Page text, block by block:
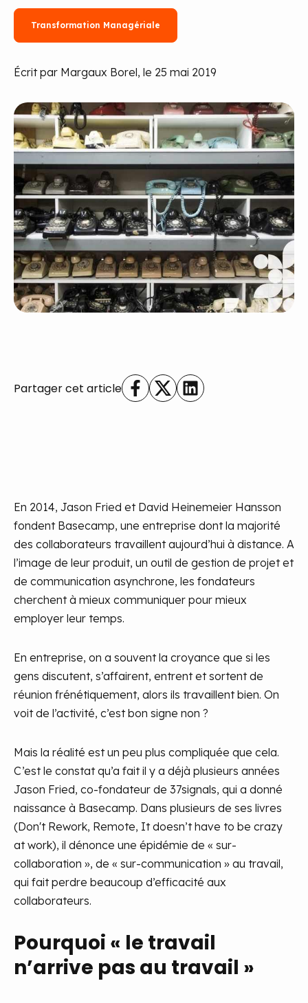
Transformation Managériale
Écrit par Margaux Borel, le 25 mai 2019
Partager cet article
En 2014, Jason Fried et David Heinemeier Hansson
fondent Basecamp, une entreprise dont la majorité
des collaborateurs travaillent aujourd’hui à distance. A
l’image de leur produit, un outil de gestion de projet et
de communication asynchrone, les fondateurs
cherchent à mieux communiquer pour mieux
employer leur temps.
En entreprise, on a souvent la croyance que si les
gens discutent, s’affairent, entrent et sortent de
réunion frénétiquement, alors ils travaillent bien. On
voit de l’activité, c’est bon signe non ?
Mais la réalité est un peu plus compliquée que cela.
C’est le constat qu’a fait il y a déjà plusieurs années
Jason Fried, co-fondateur de 37signals, qui a donné
naissance à Basecamp. Dans plusieurs de ses livres
(Don't Rework, Remote, It doesn’t have to be crazy
at work), il dénonce une épidémie de « sur-
collaboration », de « sur-communication » au travail,
qui fait perdre beaucoup d’efficacité aux
collaborateurs.
Pourquoi « le travail
n’arrive pas au travail »